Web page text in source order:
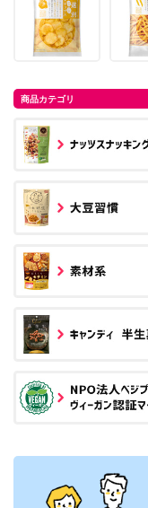
商品カテゴリ